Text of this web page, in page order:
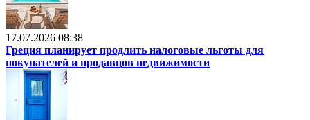
17.07.2026 08:38
Греция планирует продлить налоговые льготы для
покупателей и продавцов недвижимости